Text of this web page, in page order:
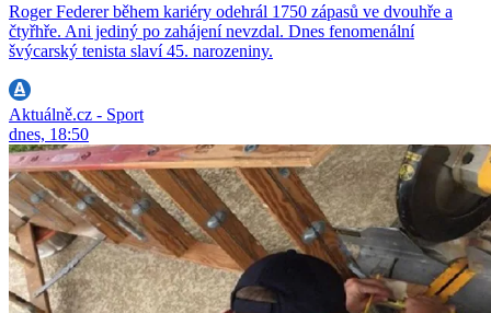
Roger Federer během kariéry odehrál 1750 zápasů ve dvouhře a
čtyřhře. Ani jediný po zahájení nevzdal. Dnes fenomenální
švýcarský tenista slaví 45. narozeniny.
Aktuálně.cz - Sport
dnes, 18:50